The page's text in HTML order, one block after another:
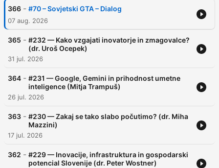
366 - #70 – Sovjetski GTA – Dialog
07 aug. 2026
365 - #232 — Kako vzgajati inovatorje in zmagovalce?
(dr. Uroš Ocepek)
31 jul. 2026
364 - #231 — Google, Gemini in prihodnost umetne
inteligence (Mitja Trampuš)
26 jul. 2026
363 - #230 — Zakaj se tako slabo počutimo? (dr. Miha
Mazzini)
17 jul. 2026
362 - #229 — Inovacije, infrastruktura in gospodarski
potencial Slovenije (dr. Peter Wostner)